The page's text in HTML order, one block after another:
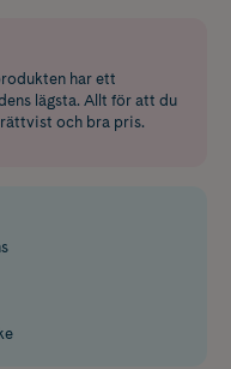
har ett
lägsta. Allt för att du
och bra pris.